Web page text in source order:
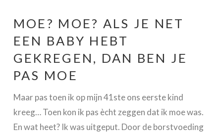
MOE? MOE? ALS JE NET
EEN BABY HEBT
GEKREGEN, DAN BEN JE
PAS MOE
Maar pas toen ik op mijn 41ste ons eerste kind
kreeg… Toen kon ik pas ècht zeggen dat ik moe was.
En wat heet? Ik was uitgeput. Door de borstvoeding